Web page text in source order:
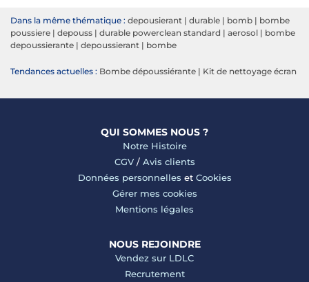
Dans la même thématique : depousierant | durable | bomb | bombe
poussiere | depouss | durable powerclean standard | aerosol | bombe
depoussierante | depoussierant | bombe
Tendances actuelles : Bombe dépoussiérante | Kit de nettoyage écran
QUI SOMMES NOUS ?
Notre Histoire
CGV/ Avis clients
Données personnelles et Cookies
Gérer mes cookies
Mentions légales
NOUS REJOINDRE
Vendez sur LDLC
Recrutement